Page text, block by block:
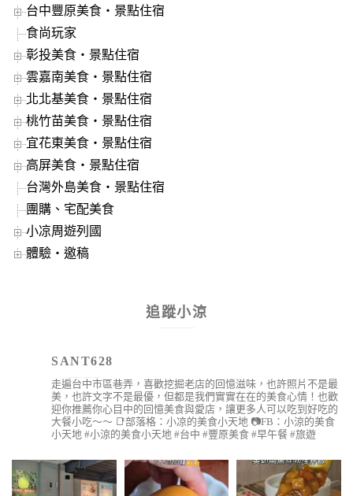
台中豐原美食‧景點住宿
食尚玩家
彰投美食‧景點住宿
雲嘉南美食‧景點住宿
北北基美食‧景點住宿
桃竹苗美食‧景點住宿
宜花東美食‧景點住宿
高屏美食‧景點住宿
台灣外島美食‧景點住宿
團購、宅配美食
小凉周遊列國
體驗‧邀稿
追蹤小涼
SANT628
走遍台中市區巷弄，喜歡挖掘老店的回憶滋味，也許照片不是最
美，也許文字不是最優，但都是我們實實在在的美食心情！也歡
迎你推薦你心目中的回憶美食與愛店，讓更多人可以吃到好吃的
大餐小吃～～ 📑部落格：小凉的美食小天地 📷FB：小涼的美食
小天地 #小涼的美食小天地 #台中 #豐原美食 #早午餐 #旅遊